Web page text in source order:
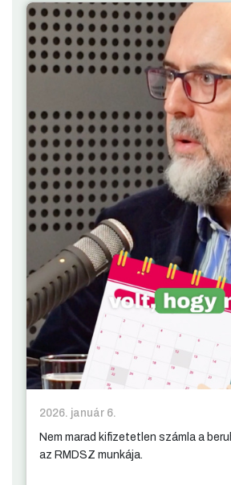
2026. január 6.
Nem marad kifizetetlen számla a
az RMDSZ munkája.